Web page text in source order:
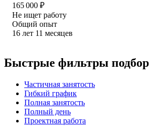
165 000 ₽
Не ищет работу
Общий опыт
16 лет 11 месяцев
Быстрые фильтры
Частичная занятость
Гибкий график
Полная занятость
Полный день
Проектная работа